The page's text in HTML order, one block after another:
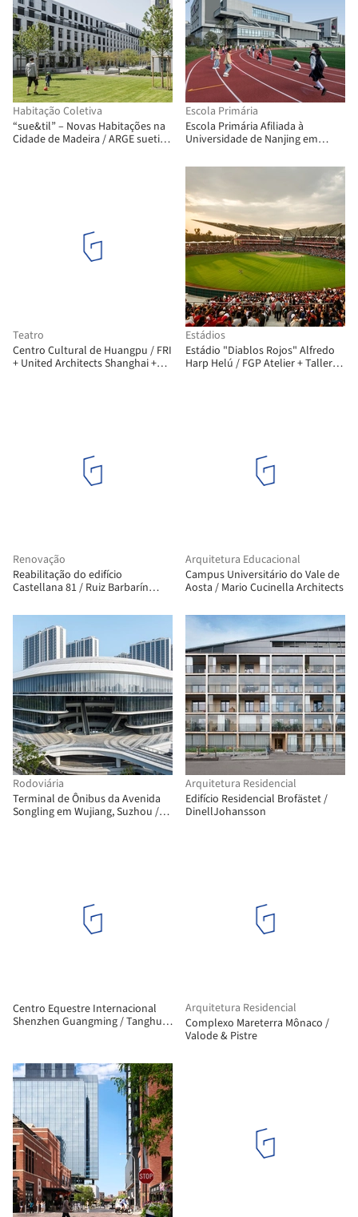
Habitação Coletiva
“sue&til” – Novas Habitações na
Cidade de Madeira / ARGE suetil +
Escola Primária
Escola Primária Afiliada à
Universidade de Nanjing em
Teatro
Centro Cultural de Huangpu / FRI
+ United Architects Shanghai +
Estádios
Estádio "Diablos Rojos" Alfredo
Harp Helú / FGP Atelier + Taller
Renovação
Reabilitação do edifício
Castellana 81 / Ruiz Barbarín
Arquitetura Educacional
Campus Universitário do Vale de
Aosta / Mario Cucinella Architects
Rodoviária
Terminal de Ônibus da Avenida
Songling em Wujiang, Suzhou /
Arquitetura Residencial
Edifício Residencial Brofästet /
DinellJohansson
Centro Equestre Internacional
Shenzhen Guangming / Tanghua
Arquitetura Residencial
Complexo Mareterra Mônaco /
Valode & Pistre